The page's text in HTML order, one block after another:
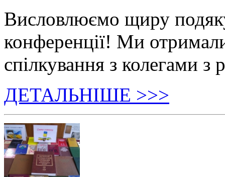
Висловлюємо щиру
конференції! Ми
спілкування з колегами з
ДЕТАЛЬНІШЕ >>>